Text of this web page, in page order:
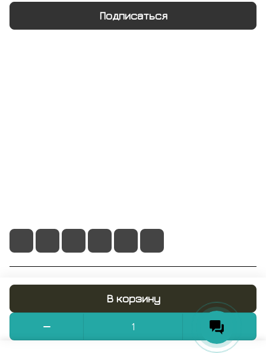
В корзину
Подписаться
© 2026 RUMIX.SHOP
Конфиденциальность